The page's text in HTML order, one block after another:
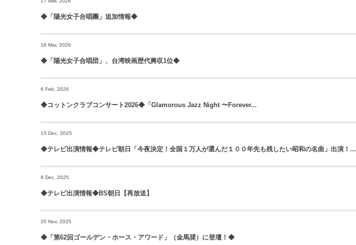
◆「陽光女子合唱團」追加情報◆
16 Mar, 2026
◆「陽光女子合唱団」、台湾映画歴代興収1位◆
6 Feb, 2026
◆コットンクラブコンサート2026◆「Glamorous Jazz Night 〜Forever...
15 Dec, 2025
◆テレビ出演情報◆テレビ朝日「今夜決定！全国１万人が選んだ１００年先も残したい昭和の名曲」出演！...
8 Dec, 2025
◆テレビ出演情報◆BS朝日【再放送】
20 Nov, 2025
◆「第62回ゴールデン・ホース・アワード」（金馬奨）に登壇！◆